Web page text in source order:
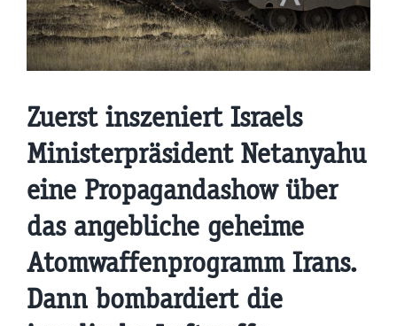
Zuerst inszeniert Israels
Ministerpräsident Netanyahu
eine Propagandashow über
das angebliche geheime
Atomwaffenprogramm Irans.
Dann bombardiert die